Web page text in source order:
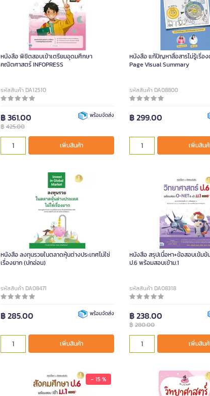
หนังสือ พิชิตสอบเข้าเตรียมอุดมศึกษา
คณิตศาสตร์ INFOPRESS
รหัสสินค้า DA12510
฿ 361.00
฿425.00
พร้อมจัดส่ง
เพิ่มสินค้า
หนังสือ แก้ปัญหาสื่อสารไม่รู้เรื่อ
Page Visual Summary
รหัสสินค้า DA08800
฿ 299.00
เพิ่มสิน
หนังสือ ลงทุนรวยในตลาดหุ้นต่างประเทศไม่ใช่
เรื่องยาก (ปกอ่อน)
รหัสสินค้า DA08471
฿ 285.00 พร้อมจัดส่ง
เพิ่มสินค้า
หนังสือ สรุปเนื้อหา+ข้อสอบเข้มข้
ป.6 พร้อมสอบเข้าม.1
รหัสสินค้า DA08318
฿ 238.00
฿280.00
เพิ่มสิน
- 15 %